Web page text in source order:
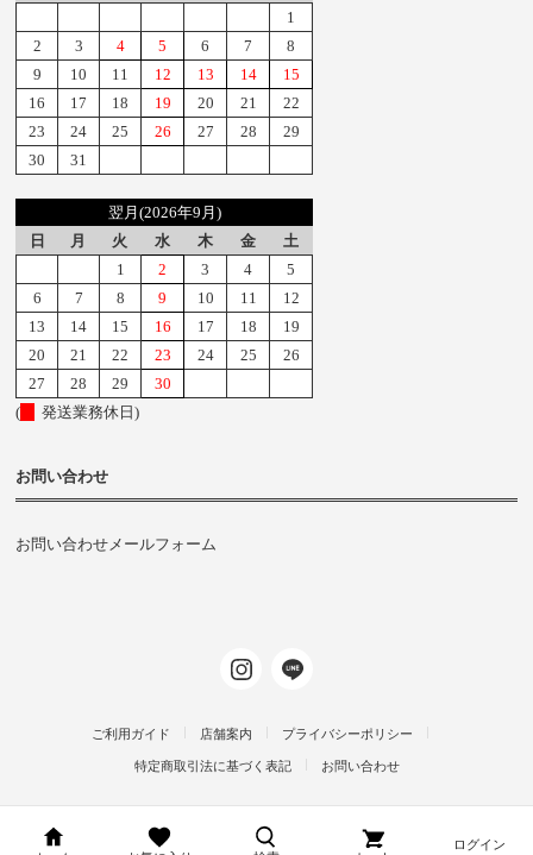
1
2
3 4 5 6 7
8
9
10 11 12 13 14
15
16
17 18 19 20 21
22
23
24 25 26 27 28
29
30
31
翌月(2026年9月)
日
月 火 水 木 金
土
1
2 3 4
5
6
7 8 9 10 11
12
13
14 15 16 17 18
19
20
21 22 23 24 25
26
27
28 29
30
(
発送業務休日)
お問い合わせ
お問い合わせメールフォーム
ご利用ガイド 店舗案内 プライバシーポリシー
特定商取引法に基づく表記 お問い合わせ
ログイン